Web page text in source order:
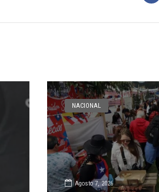
NACIONAL
Agosto 7, 2026